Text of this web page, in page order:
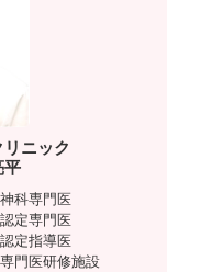
ニック
科専門医
定専門医
定指導医
門医研修施設